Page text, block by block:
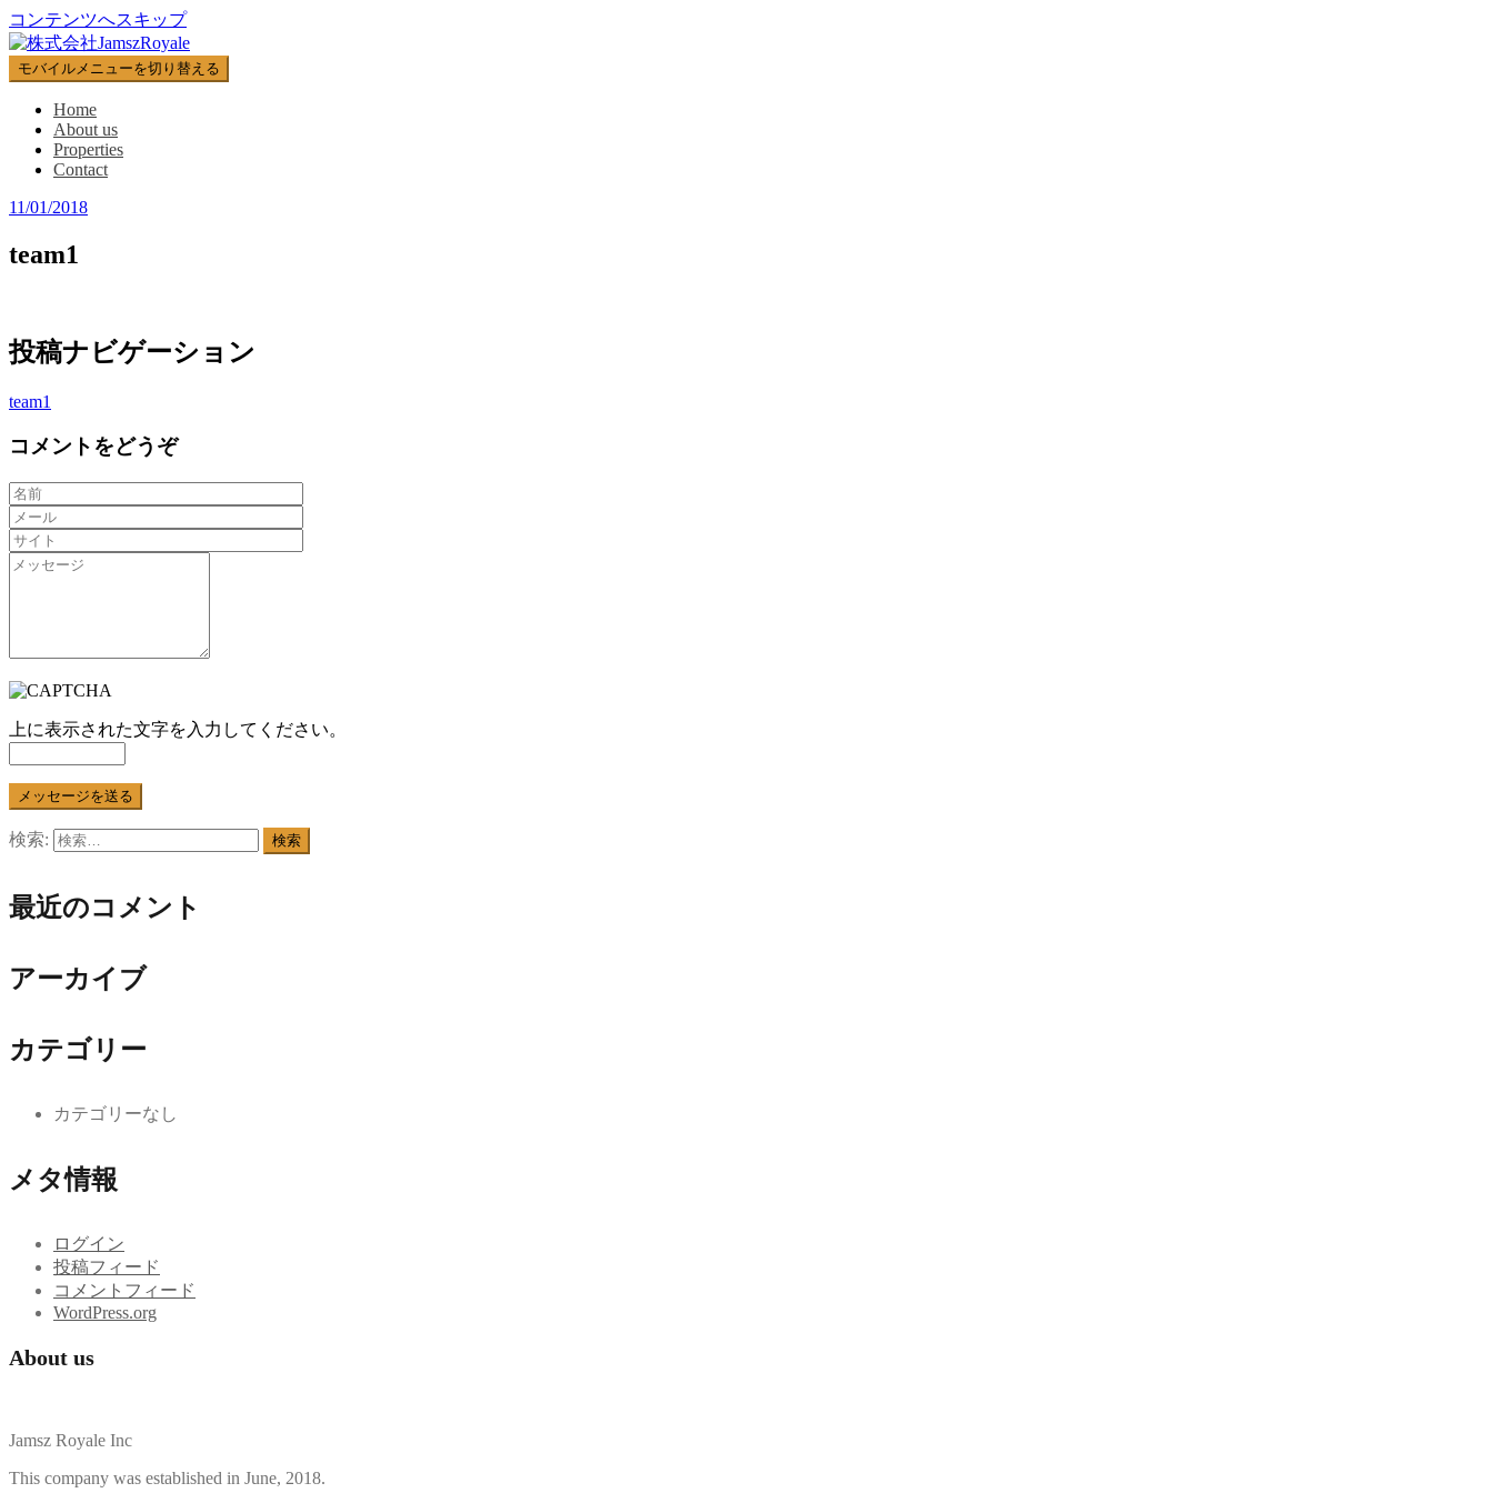
コンテンツへスキップ
モバイルメニューを切り替える
Home
About us
Properties
Contact
11/01/2018
team1
投稿ナビゲーション
team1
コメントをどうぞ
上に表示された文字を入力してください。
検索:
最近のコメント
アーカイブ
カテゴリー
カテゴリーなし
メタ情報
ログイン
投稿フィード
コメントフィード
WordPress.org
About us
Jamsz Royale Inc
This company was established in June, 2018.